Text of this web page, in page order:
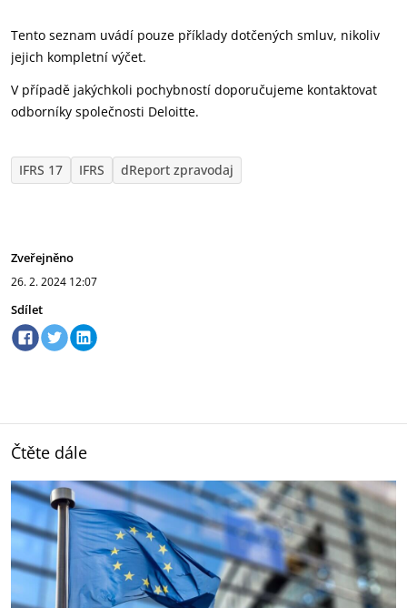
Tento seznam uvádí pouze příklady dotčených smluv, nikoliv
jejich kompletní výčet.
V případě jakýchkoli pochybností doporučujeme kontaktovat
odborníky společnosti Deloitte.
IFRS 17 IFRS dReport zpravodaj
Zveřejněno
26. 2. 2024 12:07
Sdílet
Čtěte dále